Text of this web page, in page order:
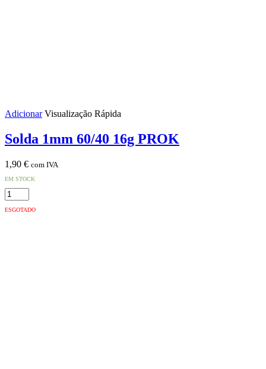
Adicionar Visualização Rápida
Solda 1mm 60/40 16g PROK
1,90 € com IVA
EM STOCK
Quantidade
de
Solda
ESGOTADO